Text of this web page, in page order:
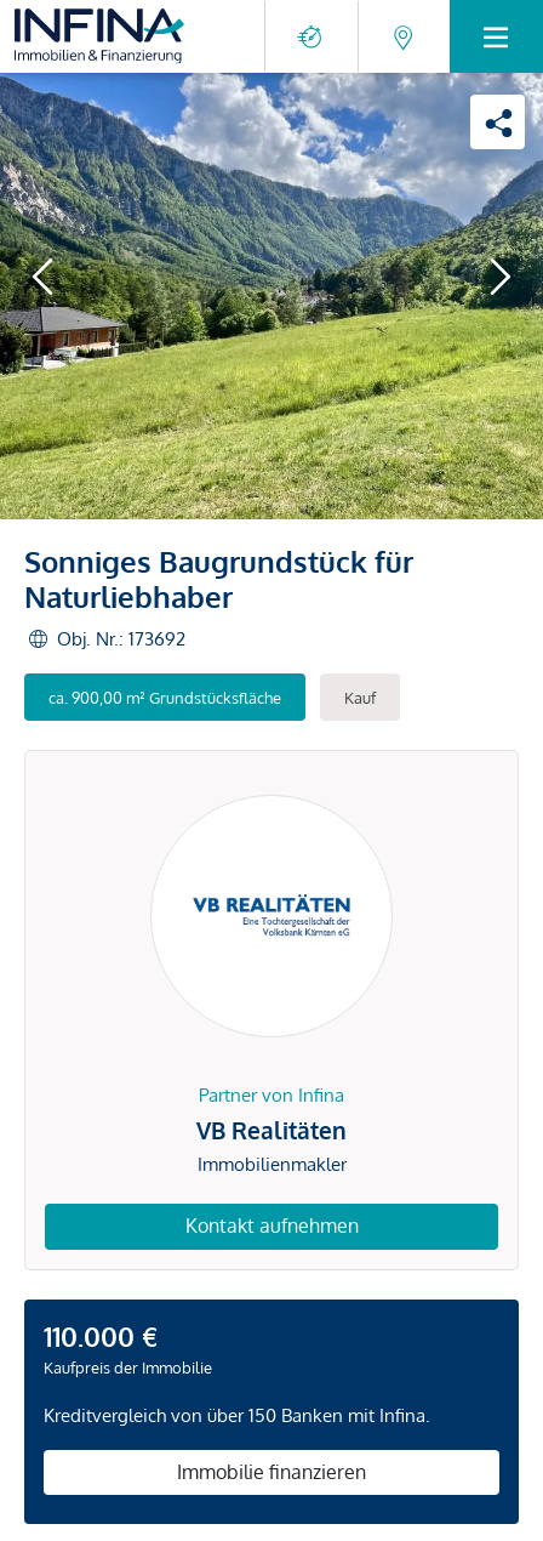
Sonniges Baugrundstück für
Naturliebhaber
Obj. Nr.: 173692
ca. 900,00 m² Grundstücksfläche Kauf
Partner von Infina
VB Realitäten
Immobilienmakler
Kontakt aufnehmen
110.000 €
Kaufpreis der Immobilie
Kreditvergleich von über 150 Banken mit Infina.
Immobilie finanzieren